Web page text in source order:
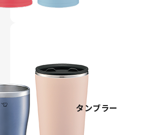
タンブラー